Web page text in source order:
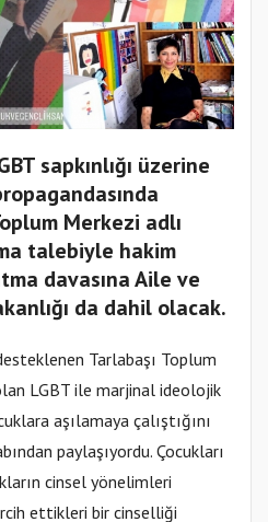
sapkınlığı üzerine
Merkezi adlı
talebiyle hakim
davasına Aile ve
da dahil olacak.
Tarlabaşı Toplum
LGBT ile marjinal ideolojik
aşılamaya çalıştığını
paylaşıyordu. Çocukları
cinsel yönelimleri
ettikleri bir cinselliği